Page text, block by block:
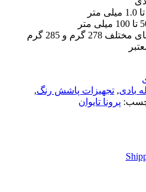
گرم و 285 گرم
بادی, تجهیزات پاشش رنگ,
پرونا تایوان